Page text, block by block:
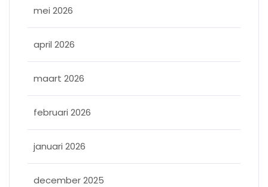
mei 2026
april 2026
maart 2026
februari 2026
januari 2026
december 2025